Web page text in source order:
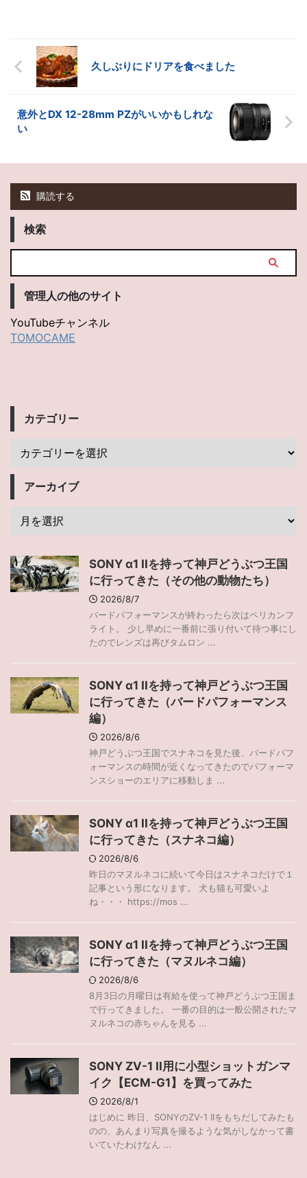
久しぶりにドリアを食べました
意外とDX 12-28mm PZがいいかもしれな
い
購読する
検索
管理人の他のサイト
YouTubeチャンネル
TOMOCAME
カテゴリー
アーカイブ
SONY α1 IIを持って神戸どうぶつ王国
に行ってきた（その他の動物たち）
2026/8/7
バードパフォーマンスが終わったら次はペリカンフ
ライト。 少し早めに一番前に張り付いて待つ事にし
たのでレンズは再びタムロン ...
SONY α1 IIを持って神戸どうぶつ王国
に行ってきた（バードパフォーマンス
編）
2026/8/6
神戸どうぶつ王国でスナネコを見た後、バードパフ
ォーマンスの時間が近くなってきたのでパフォーマ
ンスショーのエリアに移動しま ...
SONY α1 IIを持って神戸どうぶつ王国
に行ってきた（スナネコ編）
2026/8/6
昨日のマヌルネコに続いて今日はスナネコだけで１
記事という形になります。 犬も猫も可愛いよ
ね・・・ https://mos ...
SONY α1 IIを持って神戸どうぶつ王国
に行ってきた（マヌルネコ編）
2026/8/6
8月3日の月曜日は有給を使って神戸どうぶつ王国ま
で行ってきました。 一番の目的は一般公開されたマ
ヌルネコの赤ちゃんを見る ...
SONY ZV-1 II用に小型ショットガンマ
イク【ECM-G1】を買ってみた
2026/8/1
はじめに 昨日、SONYのZV-1 IIをもちだしてみたも
のの、あんまり写真を撮るような気がしなかって書
いていたわけなん ...